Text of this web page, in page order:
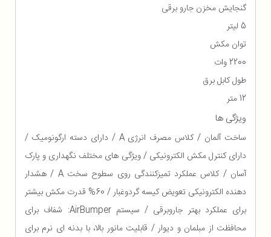
گنجایش مخزن جارو برقی
5 لیتر
توان مکش
2200 وات
طول کابل برق
12 متر
ویژگی ها
ساخت آلمان / کلاس مصرف انرژی A / دارای دسته ارگونومیک /
دارای کنترل مکش الکترونیکی / ویژگی های مختلف نگهداری و پارک
آسان / کلاس عملکرد تمیزکنندگی روی سطوح سخت A / هشدار
دهنده الکترونیکی تعویض کیسه گردوغبار / 60% قدرت مکش بیشتر
برای عملکرد بهتر جاروبرقی / سیستم AirBumper: شفاف برای
محافظت از مبلمان و دیوار / قابلیت مانور بالا، با بدنه ای نرم برای